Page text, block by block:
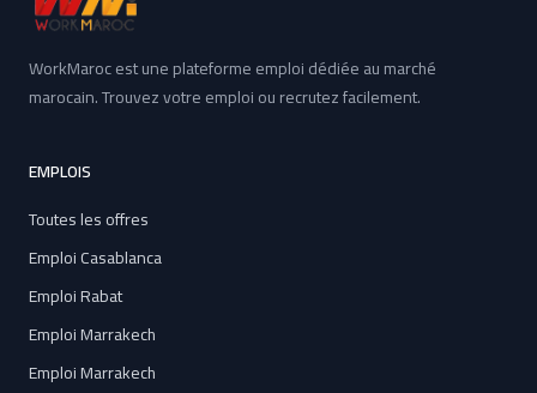
WorkMaroc est une plateforme emploi dédiée au marché
marocain. Trouvez votre emploi ou recrutez facilement.
EMPLOIS
Toutes les offres
Emploi Casablanca
Emploi Rabat
Emploi Marrakech
Emploi Marrakech